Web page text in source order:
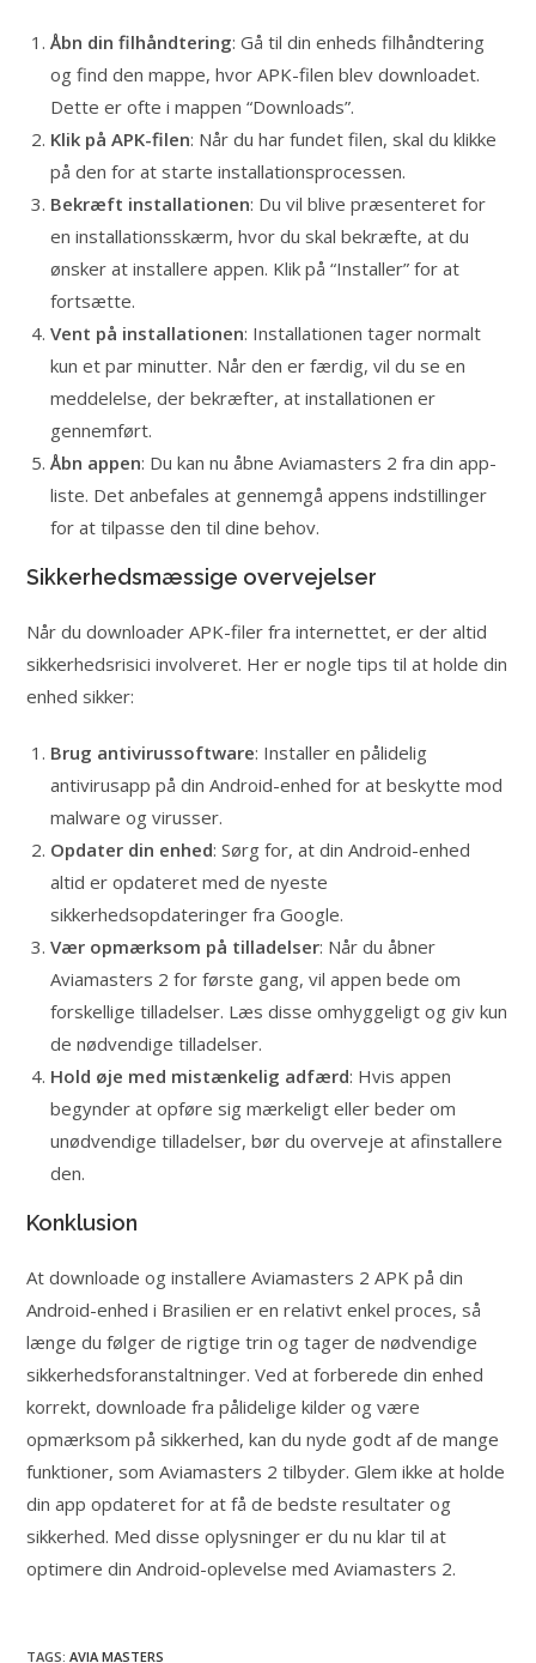
Åbn din filhåndtering: Gå til din enheds filhåndtering
og find den mappe, hvor APK-filen blev downloadet.
Dette er ofte i mappen “Downloads”.
Klik på APK-filen: Når du har fundet filen, skal du klikke
på den for at starte installationsprocessen.
Bekræft installationen: Du vil blive præsenteret for
en installationsskærm, hvor du skal bekræfte, at du
ønsker at installere appen. Klik på “Installer” for at
fortsætte.
Vent på installationen: Installationen tager normalt
kun et par minutter. Når den er færdig, vil du se en
meddelelse, der bekræfter, at installationen er
gennemført.
Åbn appen: Du kan nu åbne Aviamasters 2 fra din app-
liste. Det anbefales at gennemgå appens indstillinger
for at tilpasse den til dine behov.
Sikkerhedsmæssige overvejelser
Når du downloader APK-filer fra internettet, er der altid
sikkerhedsrisici involveret. Her er nogle tips til at holde din
enhed sikker:
Brug antivirussoftware: Installer en pålidelig
antivirusapp på din Android-enhed for at beskytte mod
malware og virusser.
Opdater din enhed: Sørg for, at din Android-enhed
altid er opdateret med de nyeste
sikkerhedsopdateringer fra Google.
Vær opmærksom på tilladelser: Når du åbner
Aviamasters 2 for første gang, vil appen bede om
forskellige tilladelser. Læs disse omhyggeligt og giv kun
de nødvendige tilladelser.
Hold øje med mistænkelig adfærd: Hvis appen
begynder at opføre sig mærkeligt eller beder om
unødvendige tilladelser, bør du overveje at afinstallere
den.
Konklusion
At downloade og installere Aviamasters 2 APK på din
Android-enhed i Brasilien er en relativt enkel proces, så
længe du følger de rigtige trin og tager de nødvendige
sikkerhedsforanstaltninger. Ved at forberede din enhed
korrekt, downloade fra pålidelige kilder og være
opmærksom på sikkerhed, kan du nyde godt af de mange
funktioner, som Aviamasters 2 tilbyder. Glem ikke at holde
din app opdateret for at få de bedste resultater og
sikkerhed. Med disse oplysninger er du nu klar til at
optimere din Android-oplevelse med Aviamasters 2.
TAGS:AVIA MASTERS